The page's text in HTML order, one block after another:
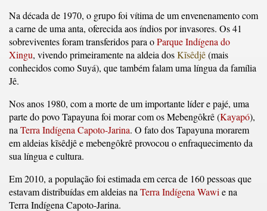
Na década de 1970, o grupo foi vítima de um envenenamento com
a carne de uma anta, oferecida aos índios por invasores. Os 41
sobreviventes foram transferidos para oParque Indígena do
Xingu, vivendo primeiramente na aldeia dosKĩsêdjê(mais
conhecidos como Suyá), que também falam uma língua da família
Jê.
Nos anos 1980, com a morte de um importante líder e pajé, uma
parte do povo Tapayuna foi morar com os Mebengôkrê (Kayapó),
naTerra Indígena Capoto-Jarina. O fato dos Tapayuna morarem
em aldeias kĩsêdjê e mebengôkrê provocou o enfraquecimento da
sua língua e cultura.
Em 2010, a população foi estimada em cerca de 160 pessoas que
estavam distribuídas em aldeias naTerra Indígena Wawie na
Terra Indígena Capoto-Jarina.